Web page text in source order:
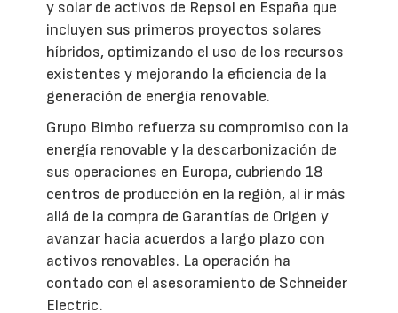
y solar de activos de Repsol en España que
incluyen sus primeros proyectos solares
híbridos, optimizando el uso de los recursos
existentes y mejorando la eficiencia de la
generación de energía renovable.
Grupo Bimbo refuerza su compromiso con la
energía renovable y la descarbonización de
sus operaciones en Europa, cubriendo 18
centros de producción en la región, al ir más
allá de la compra de Garantías de Origen y
avanzar hacia acuerdos a largo plazo con
activos renovables. La operación ha
contado con el asesoramiento de Schneider
Electric.